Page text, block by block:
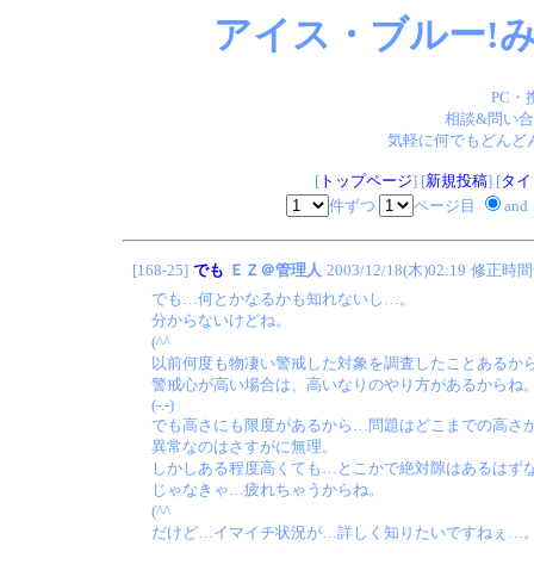
アイス・ブルー!
PC・
相談&問い
気軽に何でもどん
[トップページ] [新規投稿] [タ
件ずつ
ページ目 and
[168-25] でも ＥＺ＠管理人 2003/12/18(木)02:19 修正時
でも…何とかなるかも知れないし…。
分からないけどね。
(^^ゞ
以前何度も物凄い警戒した対象を調査したことあるか
警戒心が高い場合は、高いなりのやり方があるからね
(-.-)
でも高さにも限度があるから…問題はどこまでの高さ
異常なのはさすがに無理。
しかしある程度高くても…とこかで絶対隙はあるはず
じゃなきゃ…疲れちゃうからね。
(^^ゞ
だけど…イマイチ状況が…詳しく知りたいですねぇ…